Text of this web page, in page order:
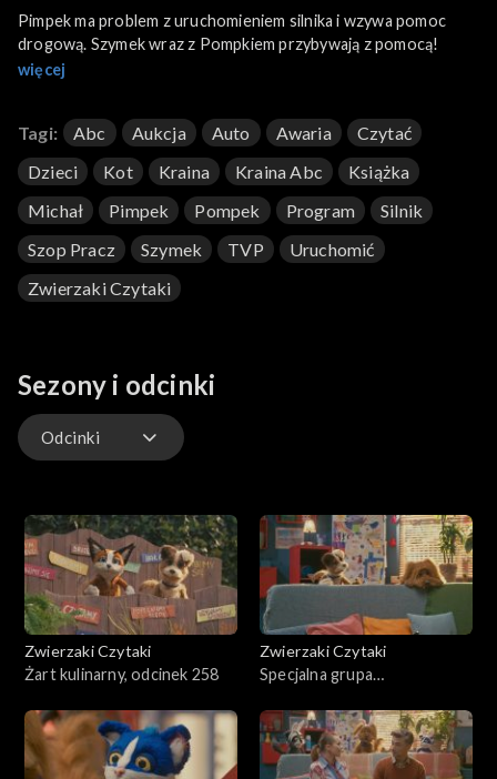
Pimpek ma problem z uruchomieniem silnika i wzywa pomoc
drogową. Szymek wraz z Pompkiem przybywają z pomocą!
więcej
Tagi: Abc Aukcja Auto Awaria
Czytać
Dzieci
Kot Kraina Kraina Abc
Książka
Michał
Pimpek Pompek Program
Silnik
Szop Pracz
Szymek TVP
Uruchomić
Zwierzaki Czytaki
Sezony i odcinki
Odcinki
Zwierzaki Czytaki
Żart kulinarny, odcinek 258
Zwierzaki Czytaki
Specjalna grupa